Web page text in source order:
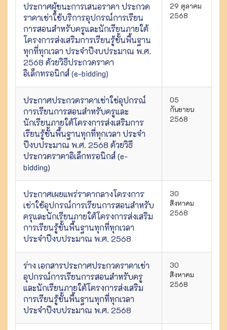
ประกาศผู้ชนะการเสนอราคา ประกวด
ราคาเช่าใช้บริการอุปกรณ์การเรียน
การสอนสำหรับครูและนักเรียนภายใต้
โครงการส่งเสริมการเรียนรู้ขั้นพื้นฐาน
ทุกที่ทุกเวลา ประจำปีงบประมาณ พ.ศ.
2568 ด้วยวิธีประกวดราคา
อิเล็กทรอนิกส์ (e-bidding)
29 ตุลาคม
2568
ประกาศประกวดราคาเช่าใช่อุปกรณ์
การเรียนการสอนสำหรับครูและ
นักเรียนภายใต้โครงการส่งเสริมการ
เรียนรู้ขั้นพื้นฐานทุกที่ทุกเวลา ประจำ
ปีงบประมาณ พ.ศ. 2568 ด้วยวิธี
ประกวดราคาอิเล็กทรอนิกส์ (e-
bidding)
05
กันยายน
2568
ประกาศเผยแพร่ราคากลางโครงการ
เช่าใช้อุปกรณ์การเรียนการสอนสำหรับ
ครุและนักเรียนภายใต้โครงการส่งเสริม
การเรียนรู้ขั้นพื้นฐานทุกที่ทุกเวลา
ประจำปีงบประมาณ พ.ศ. 2568
30
สิงหาคม
2568
ร่าง เอกสารประกาศประกวดราคาเช่า
อุปกรณ์การเรียนการสอนสำหรับครู
และนักเรียนภายใต้โครงการส่งเสริม
การเรียนรู้ขั้นพื้นฐานทุกที่ทุกเวลา
ประจำปีงบประมาณ พ.ศ. 2568
30
สิงหาคม
2568